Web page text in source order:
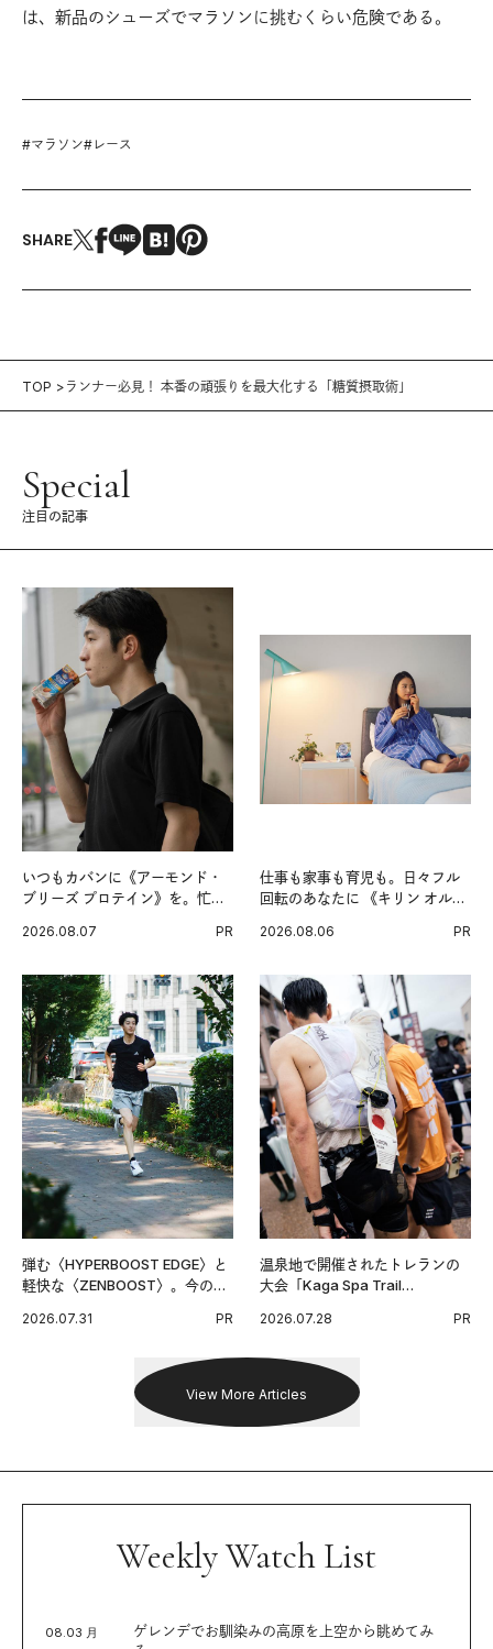
は、新品のシューズでマラソンに挑むくらい危険である。
#マラソン# レース
SHARE
TOP ランナー必見！ 本番の頑張りを最大化する「糖質摂取術」
Special
注目の記事
いつもカバンに《アーモンド・
ブリーズ プロテイン》を。忙し
グ習慣。
2026.08.07 PR
仕事も家事も育児も。日々フル
回転のあなたに 《キリン オルニ
2026.08.06 PR
弾む〈HYPERBOOST EDGE〉と
軽快な〈ZENBOOST〉。今の時
出した新機軸。
2026.07.31 PR
温泉地で開催されたトレランの
大会「Kaga Spa Trail
戦を夢見るランナーたちの奮闘
2026.07.28 PR
View More Articles
Weekly Watch List
08.03 月
ゲレンデでお馴染みの高原を上空から眺めてみ